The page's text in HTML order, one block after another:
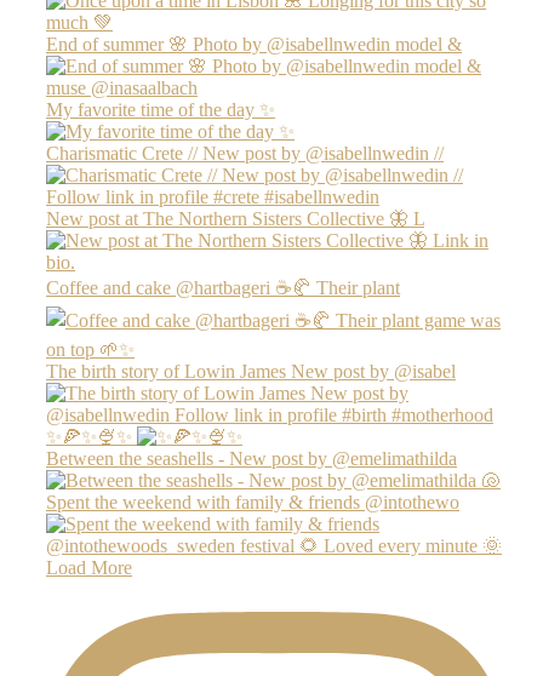
End of summer 🌸 Photo by @isabellnwedin model &
My favorite time of the day ✨
Charismatic Crete // New post by @isabellnwedin //
New post at The Northern Sisters Collective 🦋 L
Coffee and cake @hartbageri ☕️🥐 Their plant
The birth story of Lowin James New post by @isabel
✨🍕✨🍨✨
Between the seashells - New post by @emelimathilda
Spent the weekend with family & friends @intothewo
Load More